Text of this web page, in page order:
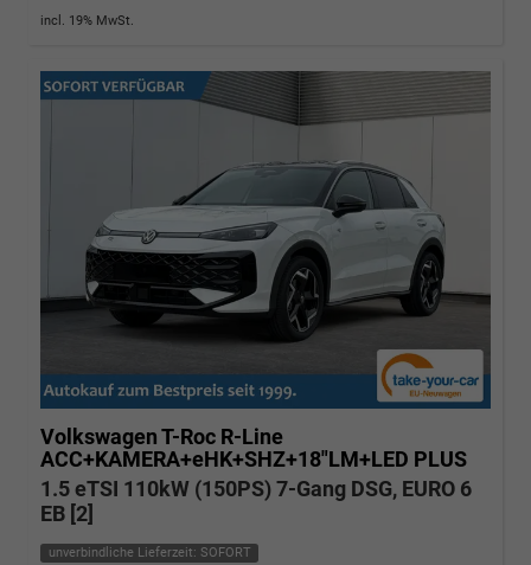
incl. 19% MwSt.
Volkswagen T-Roc R-Line
ACC+KAMERA+eHK+SHZ+18"LM+LED PLUS
1.5 eTSI 110kW (150PS) 7-Gang DSG, EURO 6
EB [2]
unverbindliche Lieferzeit: SOFORT